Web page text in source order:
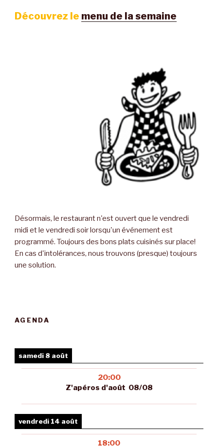
Découvrez le menu de la semaine
Désormais, le restaurant n'est ouvert que le vendredi
midi et le vendredi soir lorsqu'un événement est
programmé. Toujours des bons plats cuisinés sur place!
En cas d'intolérances, nous trouvons (presque) toujours
une solution.
AGENDA
samedi 8 août
20:00
Z'apéros d'août 08/08
vendredi 14 août
18:00